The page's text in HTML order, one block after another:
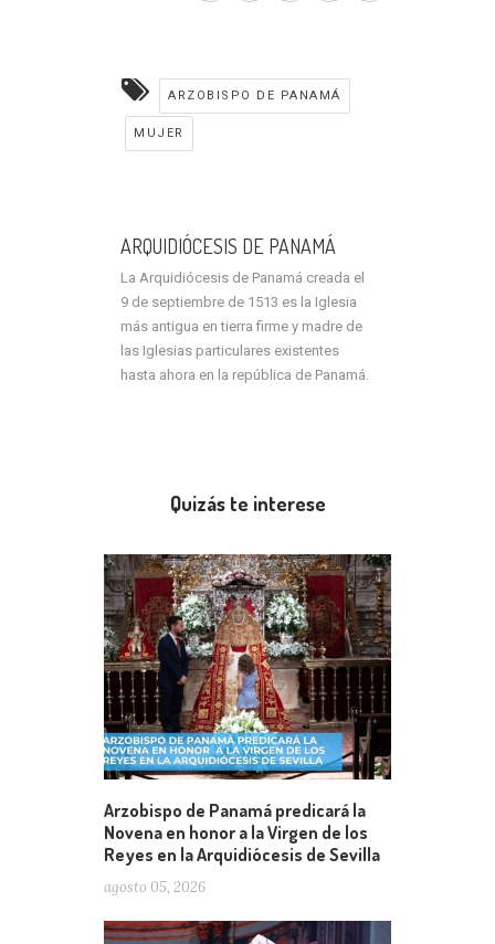
ARZOBISPO DE PANAMÁ
MUJER
ARQUIDIÓCESIS DE PANAMÁ
La Arquidiócesis de Panamá creada el
9 de septiembre de 1513 es la Iglesia
más antigua en tierra firme y madre de
las Iglesias particulares existentes
hasta ahora en la república de Panamá.
Quizás te interese
Arzobispo de Panamá predicará la
Novena en honor a la Virgen de los
Reyes en la Arquidiócesis de Sevilla
agosto 05, 2026